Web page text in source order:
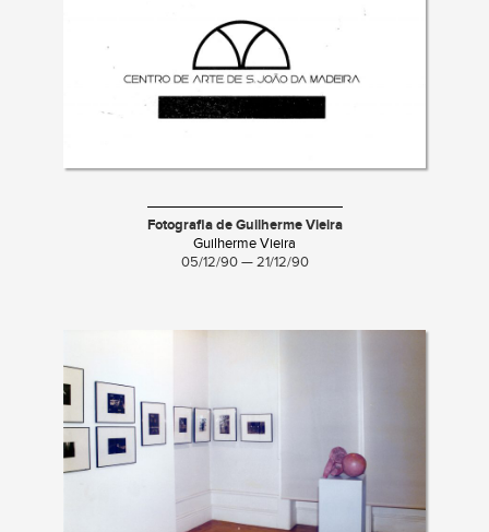
Fotografia de Guilherme Vieira
Guilherme Vieira
05/12/90 — 21/12/90